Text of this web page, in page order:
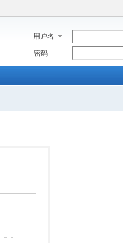
用户名
密码